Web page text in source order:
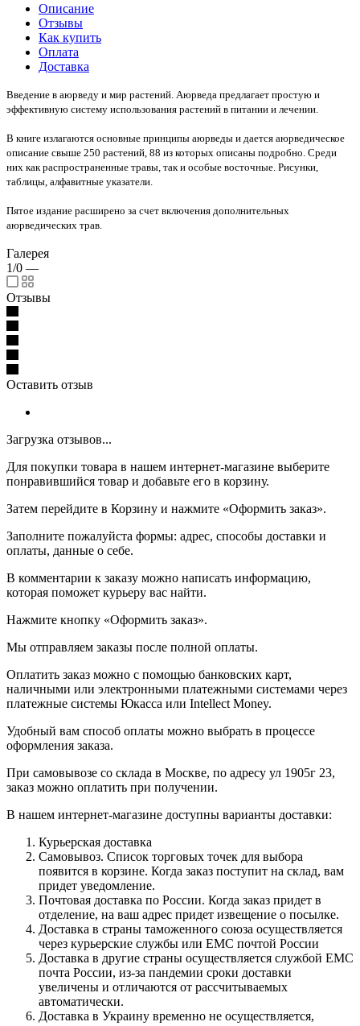
Описание
Отзывы
Как купить
Оплата
Доставка
Введение в аюрведу и мир растений. Аюрведа предлагает простую и
эффективную систему использования растений в питании и лечении.
В книге излагаются основные принципы аюрведы и дается аюрведическое
описание свыше 250 растений, 88 из которых описаны подробно. Среди
них как распространенные травы, так и особые восточные. Рисунки,
таблицы, алфавитные указатели.
Пятое издание расширено за счет включения дополнительных
аюрведических трав.
Галерея
1/0 —
Отзывы
Оставить отзыв
Загрузка отзывов...
Для покупки товара в нашем интернет-магазине выберите
понравившийся товар и добавьте его в корзину.
Затем перейдите в Корзину и нажмите «Оформить заказ».
Заполните пожалуйста формы: адрес, способы доставки и
оплаты, данные о себе.
В комментарии к заказу можно написать информацию,
которая поможет курьеру вас найти.
Нажмите кнопку «Оформить заказ».
Мы отправляем заказы после полной оплаты.
Оплатить заказ можно с помощью банковских карт,
наличными или электронными платежными системами через
платежные системы Юкасса или Intellect Money.
Удобный вам способ оплаты можно выбрать в процессе
оформления заказа.
При самовывозе со склада в Москве, по адресу ул 1905г 23,
заказ можно оплатить при получении.
В нашем интернет-магазине доступны варианты доставки:
Курьерская доставка
Самовывоз. Список торговых точек для выбора
появится в корзине. Когда заказ поступит на склад, вам
придет уведомление.
Почтовая доставка по России. Когда заказ придет в
отделение, на ваш адрес придет извещение о посылке.
Доставка в страны таможенного союза осуществляется
через курьерские службы или ЕМС почтой России
Доставка в другие страны осуществляется службой ЕМС
почта России, из-за пандемии сроки доставки
увеличены и отличаются от рассчитываемых
автоматически.
Доставка в Украину временно не осуществляется,